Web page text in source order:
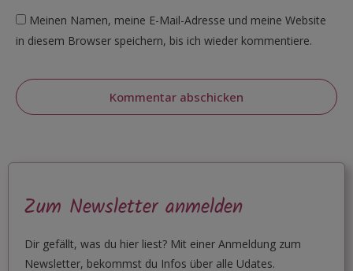
Meinen Namen, meine E-Mail-Adresse und meine Website
in diesem Browser speichern, bis ich wieder kommentiere.
Kommentar abschicken
Zum Newsletter anmelden
Dir gefällt, was du hier liest? Mit einer Anmeldung zum
Newsletter, bekommst du Infos über alle Udates.